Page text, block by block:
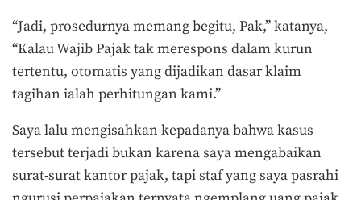
“Jadi, prosedurnya memang begitu, Pak,” katanya,
“Kalau Wajib Pajak tak merespons dalam kurun
tertentu, otomatis yang dijadikan dasar klaim
tagihan ialah perhitungan kami.”
Saya lalu mengisahkan kepadanya bahwa kasus
tersebut terjadi bukan karena saya mengabaikan
surat-surat kantor pajak, tapi staf yang saya pasrahi